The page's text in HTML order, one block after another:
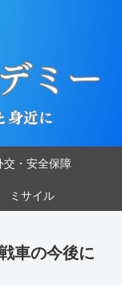
交・安全保障
ミサイル
車の今後に